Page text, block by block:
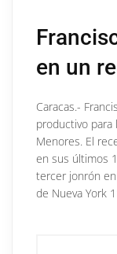
en un
Caracas.-
productivo para
Menores. El
en sus últimos
tercer jonrón
de Nueva York